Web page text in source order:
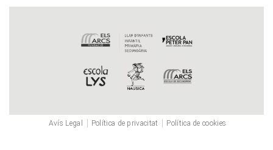
Avís Legal Política de privacitat Política de cookies